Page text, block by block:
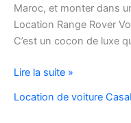
Maroc, et monter dans
Location Range Rover
C’est un cocon de luxe
Location
Rover
Lire la suite »
Location de voiture